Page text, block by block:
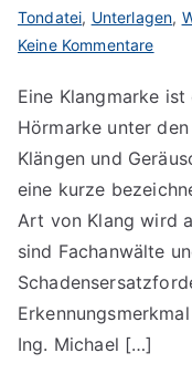
Tondatei, Unterlagen,
Keine Kommentarezu
Eine Klangmarke
Hörmarke unter
Klängen und
eine kurze
Art von Klang wird
sind Fachanwälte
Ing. Michael […]